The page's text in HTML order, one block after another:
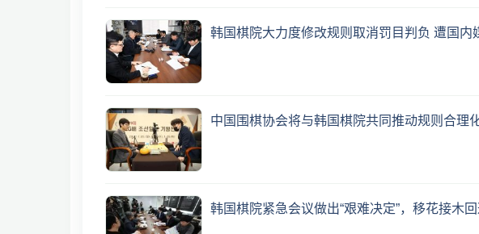
韩国棋院大力度修改规则取消罚目判负 遭国内
中国围棋协会将与韩国棋院共同推动规则合理
韩国棋院紧急会议做出“艰难决定”，移花接木